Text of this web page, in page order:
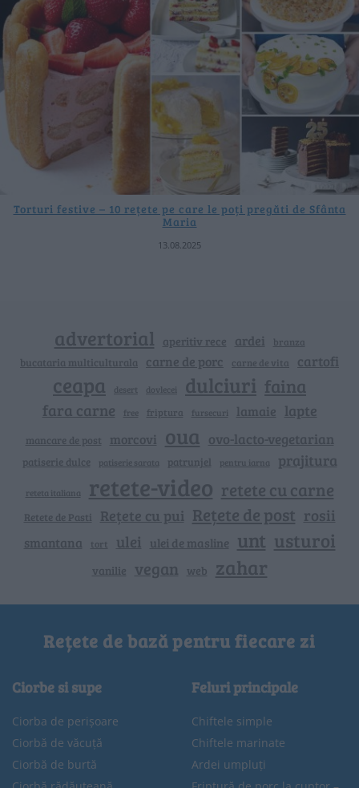
Torturi festive – 10 rețete pe care le poți pregăti de Sfânta
Maria
13.08.2025
advertorial aperitiv rece ardei branza
bucataria multiculturala carne de porc carne de vita cartofi
ceapa desert dovlecei dulciuri faina
fara carne free friptura fursecuri lamaie lapte
mancare de post morcovi oua ovo-lacto-vegetarian
patiserie dulce patiserie sarata patrunjel pentru iarna prajitura
reteta italiana retete-video retete cu carne
Retete de Pasti Rețete cu pui Rețete de post rosii
smantana tort ulei ulei de masline unt usturoi
vanilie vegan web zahar
Rețete de bază pentru fiecare zi
Ciorbe si supe
Ciorba de perișoare
Ciorbă de văcuță
Ciorbă de burtă
Feluri principale
Chiftele simple
Chiftele marinate
Ardei umpluți